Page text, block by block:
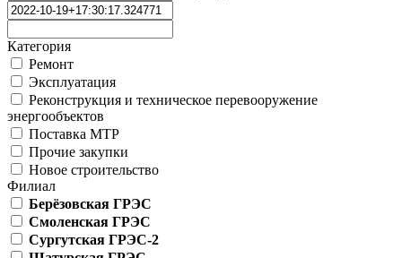
Категория
Ремонт
Эксплуатация
Реконструкция и техническое перевооружение
энергообъектов
Поставка МТР
Прочие закупки
Новое строительство
Филиал
Берёзовская ГРЭС
Смоленская ГРЭС
Сургутская ГРЭС-2